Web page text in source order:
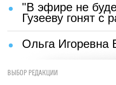
"В эфире не
Гузееву гонят с
Ольга Игоревна
ВЫБОР РЕДАКЦИИ